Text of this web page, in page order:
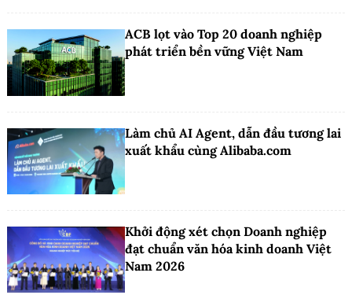
ACB lọt vào Top 20 doanh nghiệp
phát triển bền vững Việt Nam
Làm chủ AI Agent, dẫn đầu tương lai
xuất khẩu cùng Alibaba.com
Khởi động xét chọn Doanh nghiệp
đạt chuẩn văn hóa kinh doanh Việt
Nam 2026